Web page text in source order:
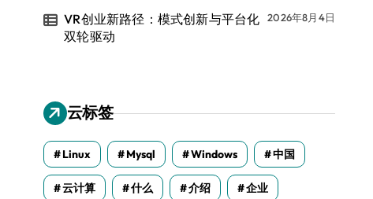
VR创业新路径：模式创新与平台化
双轮驱动
2026年8月4日
云标签
Linux Mysql Windows 中国
云计算 什么 介绍 企业